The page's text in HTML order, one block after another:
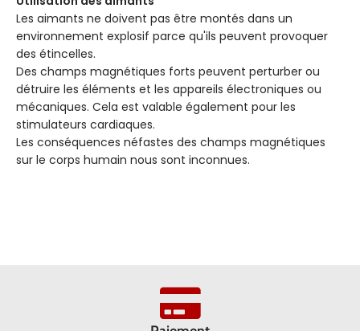
Les aimants ne doivent pas être montés dans un
environnement explosif parce qu'ils peuvent provoquer
des étincelles.
Des champs magnétiques forts peuvent perturber ou
détruire les éléments et les appareils électroniques ou
mécaniques. Cela est valable également pour les
stimulateurs cardiaques.
Les conséquences néfastes des champs magnétiques
sur le corps humain nous sont inconnues.